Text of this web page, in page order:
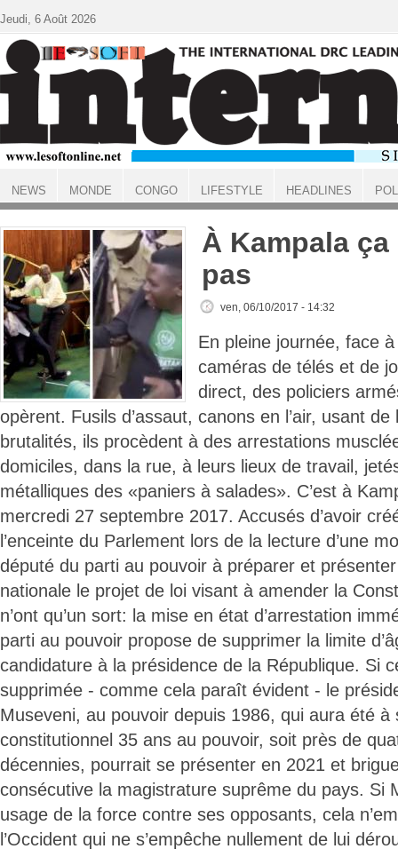
ACCUEIL
À Kampala
pas
ven, 06/10/2017 - 14:32
En pleine journée, face
caméras de télés et de
direct, des policiers
opèrent. Fusils d’assaut, canons en l’air, usant
brutalités, ils procèdent à des arrestations
domiciles, dans la rue, à leurs lieux de travail,
métalliques des «paniers à salades». C’est à
mercredi 27 septembre 2017. Accusés d’avoir
l’enceinte du Parlement lors de la lecture d’une
député du parti au pouvoir à préparer et présenter
nationale le projet de loi visant à amender la
n’ont qu’un sort: la mise en état d’arrestation
parti au pouvoir propose de supprimer la limite
candidature à la présidence de la République. Si
supprimée - comme cela paraît évident - le
Museveni, au pouvoir depuis 1986, qui aura été à
constitutionnel 35 ans au pouvoir, soit près de
décennies, pourrait se présenter en 2021 et
consécutive la magistrature suprême du pays. Si
usage de la force contre ses opposants, cela
l’Occident qui ne s’empêche nullement de lui
Jeudi, 6 Août 2026
NEWS MONDE CONGO LIFESTYLE HEADLINES